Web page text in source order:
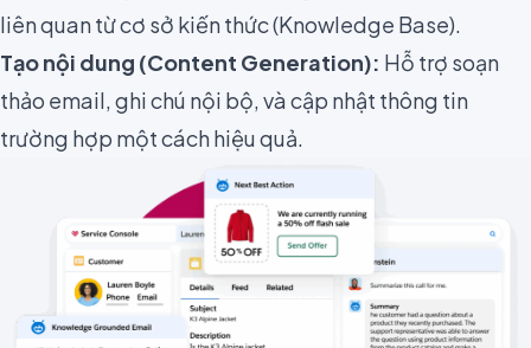
liên quan từ cơ sở kiến thức (Knowledge Base).
Tạo nội dung (Content Generation): Hỗ trợ soạn
thảo email, ghi chú nội bộ, và cập nhật thông tin
trường hợp một cách hiệu quả.